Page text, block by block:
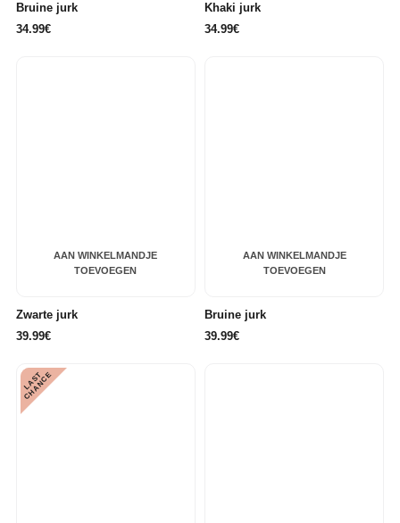
Bruine jurk
34.99€
Khaki jurk
34.99€
AAN WINKELMANDJE
TOEVOEGEN
Zwarte jurk
39.99€
AAN WINKELMANDJE
TOEVOEGEN
Bruine jurk
39.99€
L
A
S
T
C
H
A
N
C
E